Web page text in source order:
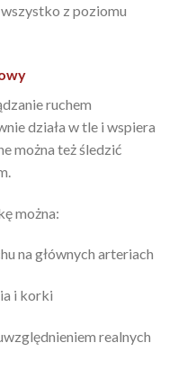
z poziomu
ruchem
działa w tle i wspiera
można też śledzić
można:
na głównych arteriach
i korki
realnych